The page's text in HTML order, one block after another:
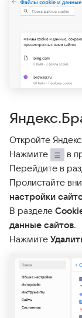
Откройте
Нажмите
в
Перейдите в
Пролистайте
настройки
В разделе
данные сайтов.
Нажмите